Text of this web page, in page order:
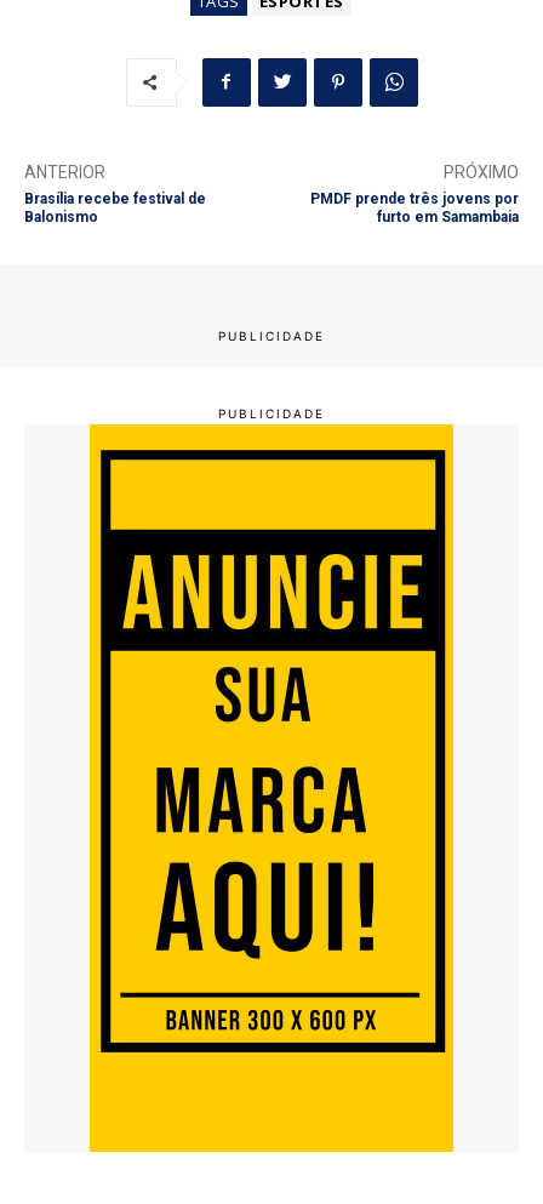
ANTERIOR
Brasília recebe festival de
Balonismo
PRÓXIMO
PMDF prende três jovens por
furto em Samambaia